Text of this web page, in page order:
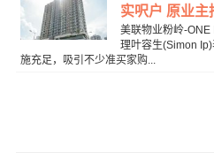
实呎户 原业主
美联物业粉岭-ONE
理叶容生(Simon
施充足，吸引不少准买家购...